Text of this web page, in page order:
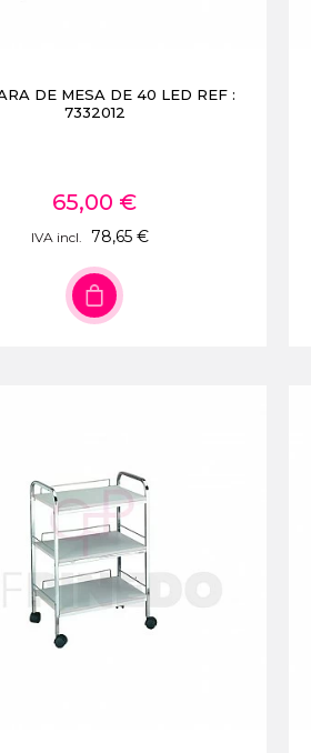
DE MESA DE 40 LED REF :
7332012
65,00 €
IVA incl. 78,65 €